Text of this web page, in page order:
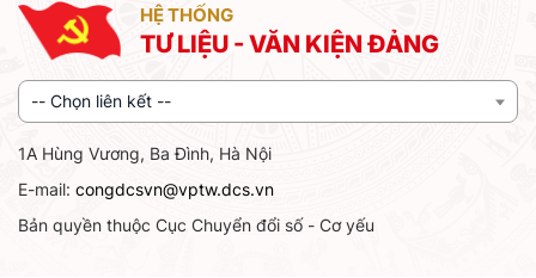
HỆ THỐNG
TƯ LIỆU - VĂN KIỆN ĐẢNG
-- Chọn liên kết --
1A Hùng Vương, Ba Đình, Hà Nội
E-mail: congdcsvn@vptw.dcs.vn
Bản quyền thuộc Cục Chuyển đổi số - Cơ yếu